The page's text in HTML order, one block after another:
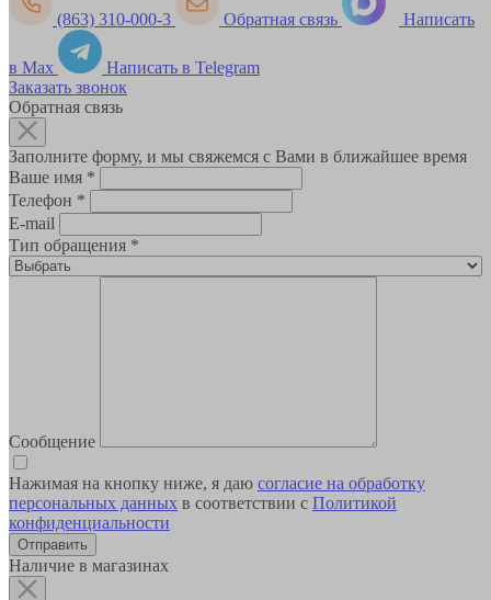
(863) 310-000-3 Обратная связь Написать
в Max
Написать в Telegram
Заказать звонок
Обратная связь
Заполните форму, и мы свяжемся с Вами в ближайшее время
Ваше имя *
Телефон *
E-mail
Тип обращения *
Сообщение
Нажимая на кнопку ниже, я даю согласие на обработку
персональных данных в соответствии с Политикой
конфиденциальности
Наличие в магазинах